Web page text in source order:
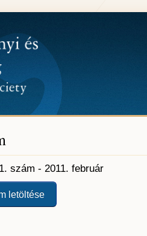
szám - 2011. február
letöltése